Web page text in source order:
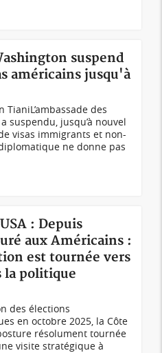
suspend
américains jusqu'à
des
suspendu, jusqu’à nouvel
visas immigrants et non-
ne donne pas
: Depuis
aux Américains :
est tournée vers
la politique
des élections
en octobre 2025, la Côte
résolument tournée
visite stratégique à